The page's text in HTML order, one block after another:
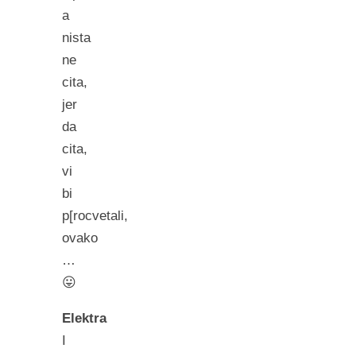
a
nista
ne
cita,
jer
da
cita,
vi
bi
p[rocvetali,
ovako
…
😛
Elektra
I